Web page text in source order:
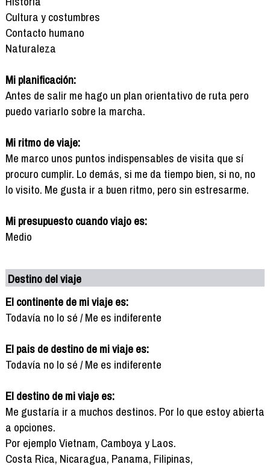
Cultura y costumbres
Contacto humano
Naturaleza
Mi planificación:
Antes de salir me hago un plan orientativo de ruta pero
puedo variarlo sobre la marcha.
Mi ritmo de viaje:
Me marco unos puntos indispensables de visita que sí
procuro cumplir. Lo demás, si me da tiempo bien, si no, no
lo visito. Me gusta ir a buen ritmo, pero sin estresarme.
Mi presupuesto cuando viajo es:
Medio
Destino del viaje
El continente de mi viaje es:
Todavía no lo sé / Me es indiferente
El pais de destino de mi viaje es:
Todavía no lo sé / Me es indiferente
El destino de mi viaje es:
Me gustaría ir a muchos destinos. Por lo que estoy abierta
a opciones.
Por ejemplo Vietnam, Camboya y Laos.
Costa Rica, Nicaragua, Panama, Filipinas,